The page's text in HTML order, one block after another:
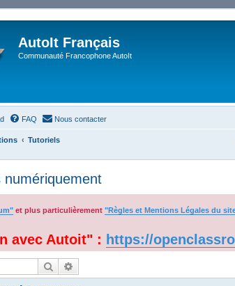
AutoIt Français
Communauté Francophone AutoIt
FAQ Nous contacter
Tutoriels
numériquement
et plus particulièrement "Règles et Mentions Légales du
avec Autoit" : https://
Rechercher